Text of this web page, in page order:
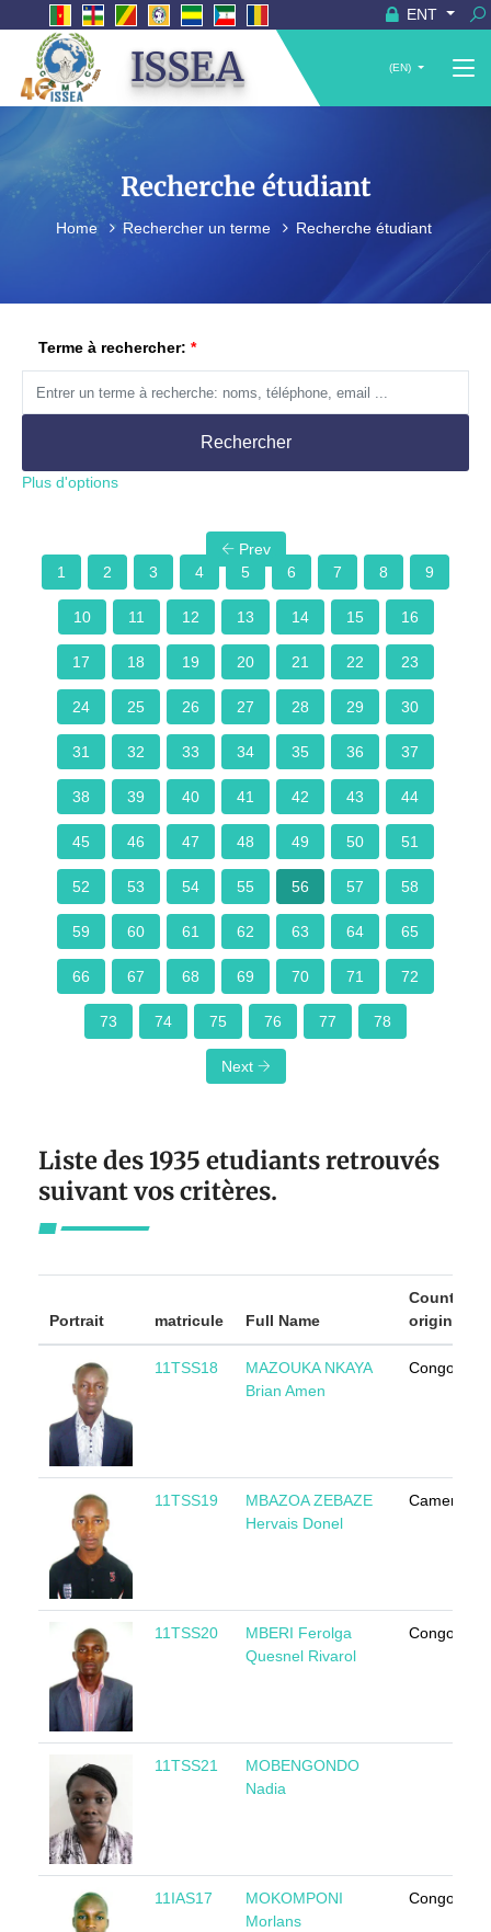
ENT
ISSEA (EN)
Recherche étudiant
Home Rechercher un terme Recherche étudiant
Terme à rechercher:
Rechercher
Plus d'options
Prev
1
2 3 4 5 6 7 8 9
10 11 12 13 14 15 16
17 18 19 20 21 22 23
24 25 26 27 28 29 30
31 32 33 34 35 36 37
38 39 40 41 42 43 44
45 46 47 48 49 50 51
52 53 54 55 56 57 58
59 60 61 62 63 64 65
66 67 68 69 70 71 72
73 74 75 76 77 78
Next
Liste des 1935 etudiants retrouvés
suivant vos critères.
Portrait matricule Full Name
Country of
origin
11TSS18
MAZOUKA NKAYA
Brian Amen
Congo
11TSS19
MBAZOA ZEBAZE
Hervais Donel
Cameroun
11TSS20
MBERI Ferolga
Quesnel Rivarol
Congo
11TSS21
MOBENGONDO
Nadia
11IAS17
MOKOMPONI
Morlans
Congo